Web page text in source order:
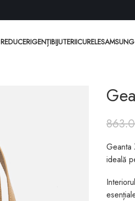
REDUCERIGENȚIBIJUTERIICURELE
Geanta
ideală